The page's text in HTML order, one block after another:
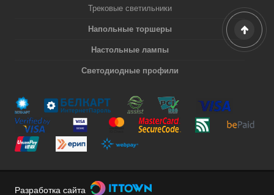
Трековые светильники
Напольные торшеры
Настольные лампы
Светодиодные профили
Разработка сайта